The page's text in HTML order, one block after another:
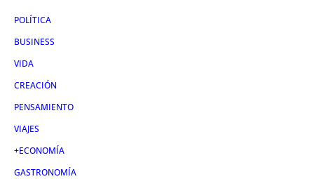
POLÍTICA
BUSINESS
VIDA
CREACIÓN
PENSAMIENTO
VIAJES
+ECONOMÍA
GASTRONOMÍA